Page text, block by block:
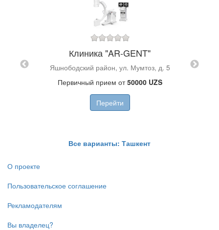
Клиника "AR-GENT"
Яшнободский район, ул. Мумтоз, д. 5
Первичный прием от50000 UZS
Перейти
Все варианты: Ташкент
О проекте
Пользовательское соглашение
Рекламодателям
Вы владелец?